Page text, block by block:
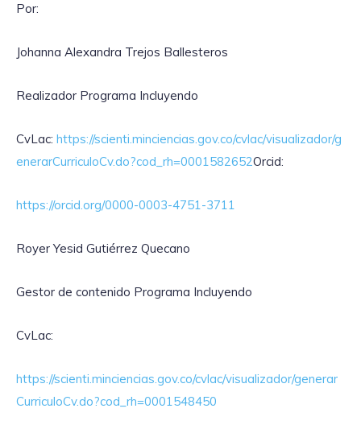
Por:
Johanna Alexandra Trejos Ballesteros
Realizador Programa Incluyendo
CvLac: https://scienti.minciencias.gov.co/cvlac/visualizador/g
enerarCurriculoCv.do?cod_rh=0001582652Orcid:
https://orcid.org/0000-0003-4751-3711
Royer Yesid Gutiérrez Quecano
Gestor de contenido Programa Incluyendo
CvLac:
https://scienti.minciencias.gov.co/cvlac/visualizador/generar
CurriculoCv.do?cod_rh=0001548450